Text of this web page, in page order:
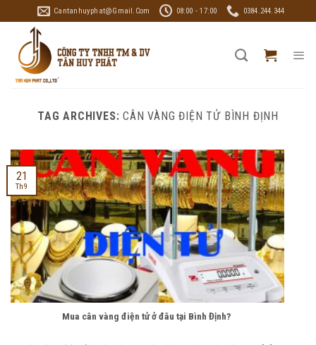
to
content
Cantanhuyphat@gmail.com 08:00 - 17:00 0384.244.344
TAG ARCHIVES:CÂN VÀNG ĐIỆN TỬ BÌNH ĐỊNH
Mua cân vàng điện tử ở đâu tại Bình Định?
21
Th9